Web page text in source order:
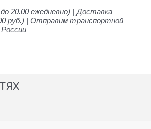
20.00 ежедневно) | Доставка
руб.) | Отправим транспортной